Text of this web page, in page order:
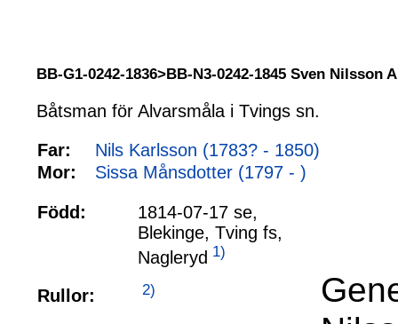
BB-G1-0242-1836>BB-N3-0242-1845 Sven Nilsson
Båtsman för Alvarsmåla i Tvings sn.
Far:
Nils Karlsson (1783? - 1850)
Mor:
Sissa Månsdotter (1797 - )
Född:
1814-07-17 se,
Blekinge, Tving fs,
Nagleryd 1)
Rullor: 2)